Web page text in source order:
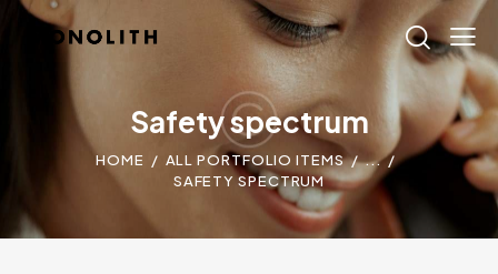
Safety spectrum
HOME ALL PORTFOLIO ITEMS
...
SAFETY SPECTRUM